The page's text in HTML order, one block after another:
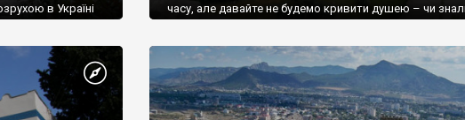
в Україні
часу, але давайте не будемо кривити душею – чи